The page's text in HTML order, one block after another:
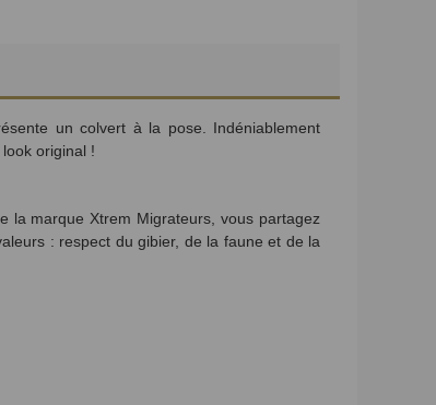
un colvert à la pose. Indéniablement
original !
marque Xtrem Migrateurs, vous partagez
: respect du gibier, de la faune et de la